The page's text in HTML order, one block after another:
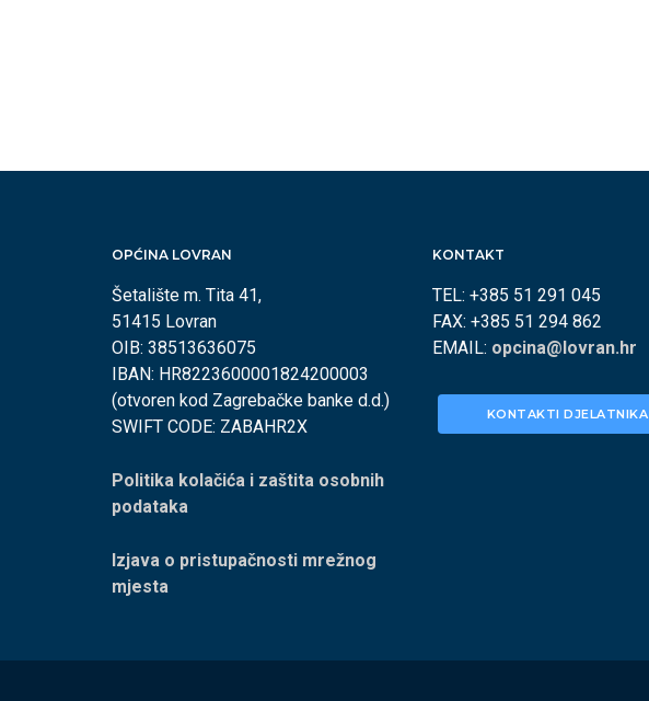
OPĆINA LOVRAN
Šetalište m. Tita 41,
51415 Lovran
OIB: 38513636075
IBAN: HR8223600001824200003
(otvoren kod Zagrebačke banke d.d.)
SWIFT CODE: ZABAHR2X
Politika kolačića i zaštita osobnih
podataka
Izjava o pristupačnosti mrežnog
mjesta
KONTAKT
TEL: +385 51 291 045
FAX: +385 51 294 862
EMAIL: opcina@lovran.hr
KONTAKTI DJELATNIKA